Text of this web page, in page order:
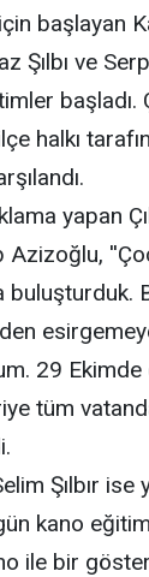
başlayan
Şılbı ve
başladı.
halkı
yapan
Azizoğlu,
buluşturduk.
29 Ekimde
tüm
Şılbır ise
kano
ile bir